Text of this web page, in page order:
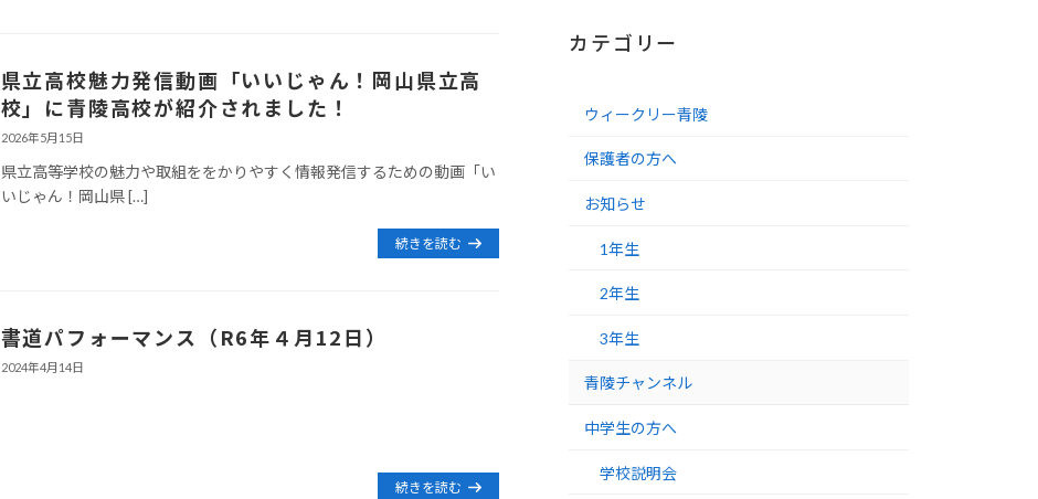
県立高校魅力発信動画「いいじゃん！岡山県立高
校」に青陵高校が紹介されました！
2026年5月15日
県立高等学校の魅力や取組ををかりやすく情報発信するための動画「い
いじゃん！岡山県 […]
続きを読む
書道パフォーマンス（R6年４月12日）
2024年4月14日
続きを読む
カテゴリー
ウィークリー青陵
保護者の方へ
お知らせ
1年生
2年生
3年生
青陵チャンネル
中学生の方へ
学校説明会